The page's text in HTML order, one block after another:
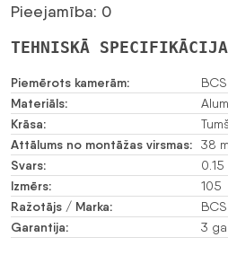
Pieejamība: 0
TEHNISKĀ
Piemērots kamerām: BCS
Materiāls:
Krāsa:
Attālums no montāžas virsmas: 38
Svars: 0.15
Izmērs: 105
Ražotājs / Marka: BCS
Garantija: 3